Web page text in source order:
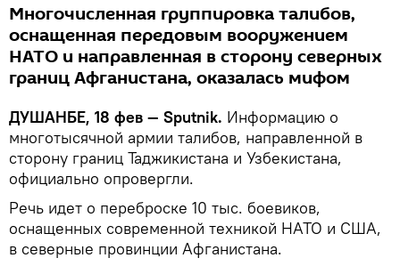
Многочисленная группировка талибов,
оснащенная передовым вооружением
НАТО и направленная в сторону северных
границ Афганистана, оказалась мифом
ДУШАНБЕ, 18 фев — Sputnik. Информацию о
многотысячной армии талибов, направленной в
сторону границ Таджикистана и Узбекистана,
официально опровергли.
Речь идет о переброске 10 тыс. боевиков,
оснащенных современной техникой НАТО и США,
в северные провинции Афганистана.